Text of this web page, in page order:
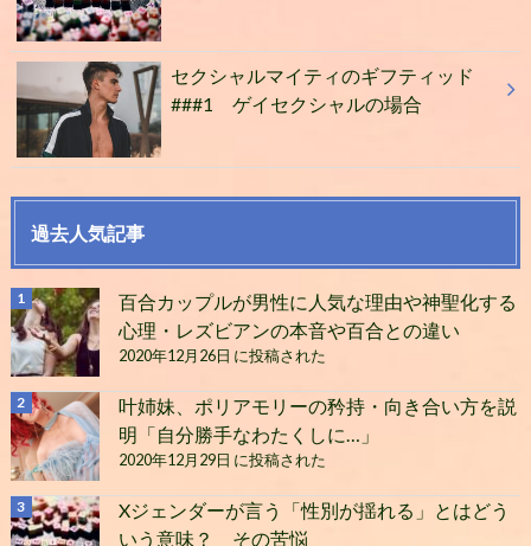
セクシャルマイティのギフティッド
###1 ゲイセクシャルの場合
過去人気記事
百合カップルが男性に人気な理由や神聖化する
心理・レズビアンの本音や百合との違い
2020年12月26日 に投稿された
叶姉妹、ポリアモリーの矜持・向き合い方を説
明「自分勝手なわたくしに…」
2020年12月29日 に投稿された
Xジェンダーが言う「性別が揺れる」とはどう
いう意味？ その苦悩